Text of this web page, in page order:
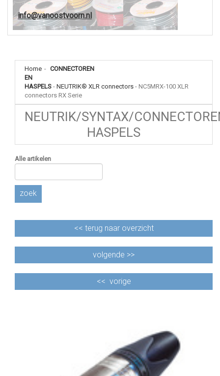
info@vanoostvoorn.nl
Home - CONNECTOREN
EN
HASPELS - NEUTRIK® XLR connectors - NC5MRX-100 XLR
connectors RX Serie
NEUTRIK/SYNTAX/
HASPELS
Alle artikelen
zoek
<< terug naar overzicht
volgende >>
<< vorige